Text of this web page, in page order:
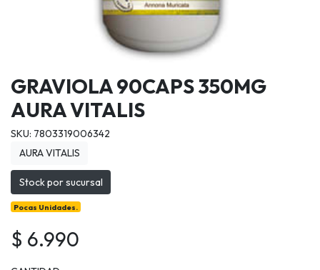
GRAVIOLA 90CAPS 350MG
AURA VITALIS
SKU: 7803319006342
AURA VITALIS
Stock por sucursal
Pocas Unidades.
$ 6.990